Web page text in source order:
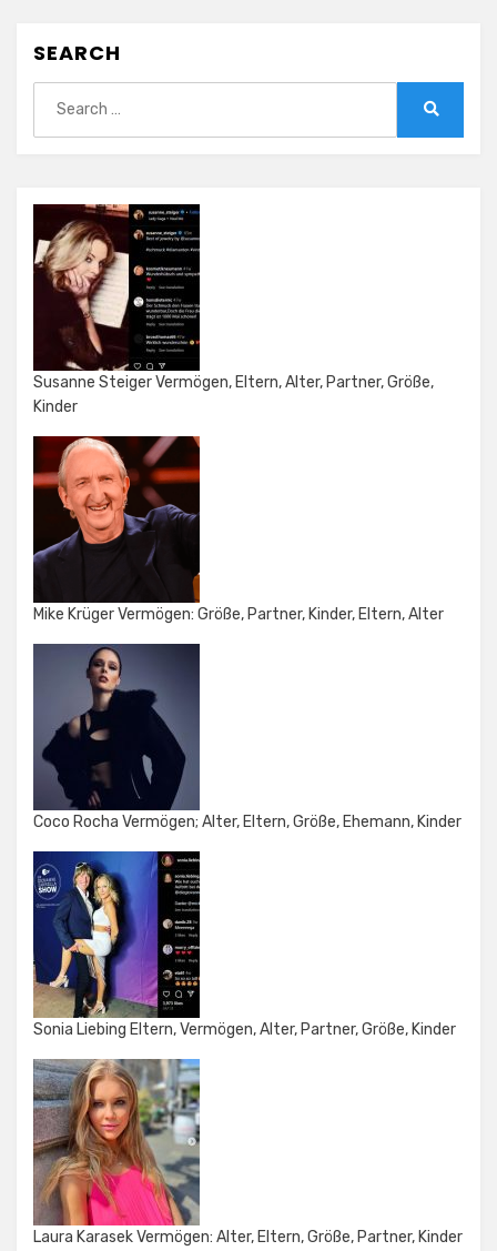
SEARCH
for:
Susanne Steiger Vermögen, Eltern, Alter, Partner, Größe,
Kinder
Mike Krüger Vermögen: Größe, Partner, Kinder, Eltern, Alter
Coco Rocha Vermögen; Alter, Eltern, Größe, Ehemann, Kinder
Sonia Liebing Eltern, Vermögen, Alter, Partner, Größe, Kinder
Laura Karasek Vermögen: Alter, Eltern, Größe, Partner, Kinder